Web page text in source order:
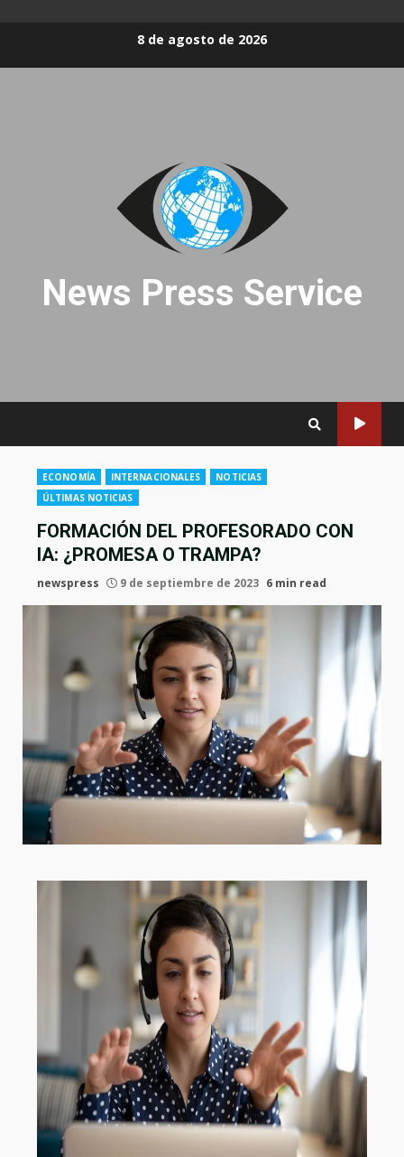
8 de agosto de 2026
News Press Service
ECONOMÍA INTERNACIONALES
NOTICIAS
ÚLTIMAS NOTICIAS
FORMACIÓN DEL PROFESORADO CON
IA: ¿PROMESA O TRAMPA?
newspress 9 de septiembre de 2023 6 min read